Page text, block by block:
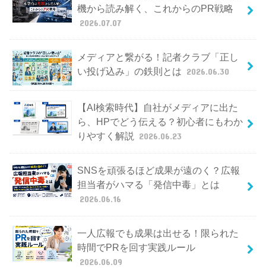
機から読み解く、これからのPR戦略
2026.07.07
メディアと繋がる！記者クラブ「正し
い投げ込み」の鉄則とは 2026.06.30
【AI検索時代】自社がメディアに出た
ら、HPでどう伝える？初心者にもわか
りやすく解説
2026.06.23
SNSを頑張るほど成果が遠のく？広報
担当者がハマる「発信中毒」とは
2026.06.16
一人広報でも成果は出せる！限られた
時間でPRを回す実践ルール
2026.06.09